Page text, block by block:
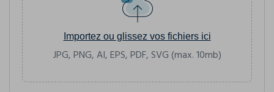
Importez ou glissez vos fichiers ici
JPG, PNG, AI, EPS, PDF, SVG (max. 10mb)